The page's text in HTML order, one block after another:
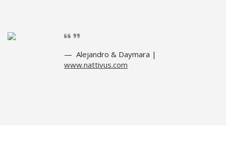
Alejandro & Daymara |
www.nattivus.com